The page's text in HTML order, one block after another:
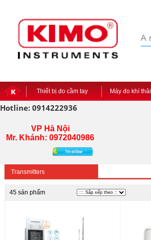
Thiết bị đo cầm tay Máy đo khí thải
Hotline: 0914222936
VP Hà Nội
Mr. Khánh: 0972040986
Transmitters
45 sản phẩm